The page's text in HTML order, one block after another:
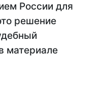
России для
решение
материале